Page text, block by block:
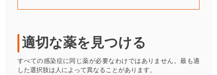
適切な薬を見つける
すべての感染症に同じ薬が必要なわけではありません。最も適
した選択肢は人によって異なることがあります。